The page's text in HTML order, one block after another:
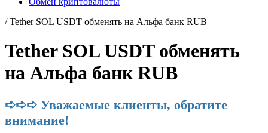
/ Tether SOL USDT обменять на Альфа банк RUB
Tether SOL USDT обменять
на Альфа банк RUB
➪➪➪ Уважаемые клиенты, обратите
внимание!